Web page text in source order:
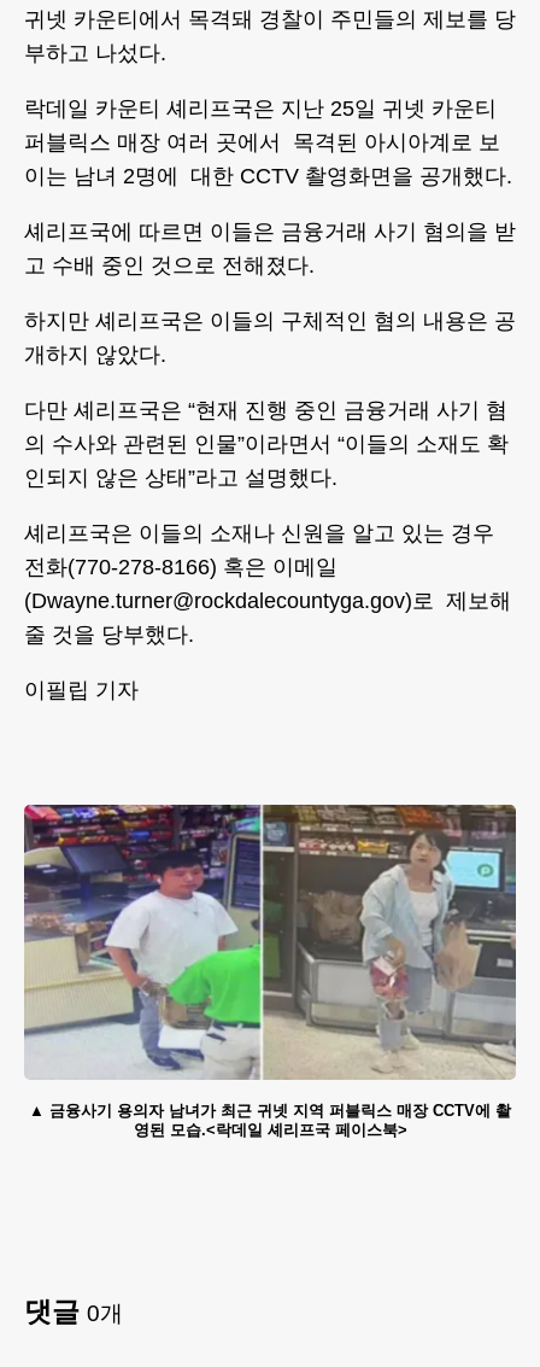
귀넷 카운티에서 목격돼 경찰이 주민들의 제보를 당
부하고 나섰다.
락데일 카운티 셰리프국은 지난 25일 귀넷 카운티
퍼블릭스 매장 여러 곳에서 목격된 아시아계로 보
이는 남녀 2명에 대한 CCTV 촬영화면을 공개했다.
셰리프국에 따르면 이들은 금융거래 사기 혐의을 받
고 수배 중인 것으로 전해졌다.
하지만 셰리프국은 이들의 구체적인 혐의 내용은 공
개하지 않았다.
다만 셰리프국은 “현재 진행 중인 금융거래 사기 혐
의 수사와 관련된 인물”이라면서 “이들의 소재도 확
인되지 않은 상태”라고 설명했다.
셰리프국은 이들의 소재나 신원을 알고 있는 경우
전화(770-278-8166) 혹은 이메일
(Dwayne.turner@rockdalecountyga.gov)로 제보해
줄 것을 당부했다.
이필립 기자
금융사기 용의자 남녀가 최근 귀넷 지역 퍼블릭스 매장 CCTV에 촬
영된 모습.<락데일 셰리프국 페이스북>
댓글 0개